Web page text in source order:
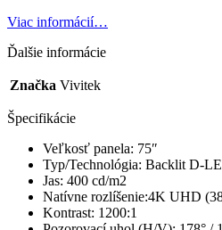
Viac informácií…
Ďalšie informácie
Značka Vivitek
Špecifikácie
Veľkosť panela: 75″
Typ/Technológia: Backlit D-
Jas: 400 cd/m2
Natívne rozlíšenie:4K UHD
Kontrast: 1200:1